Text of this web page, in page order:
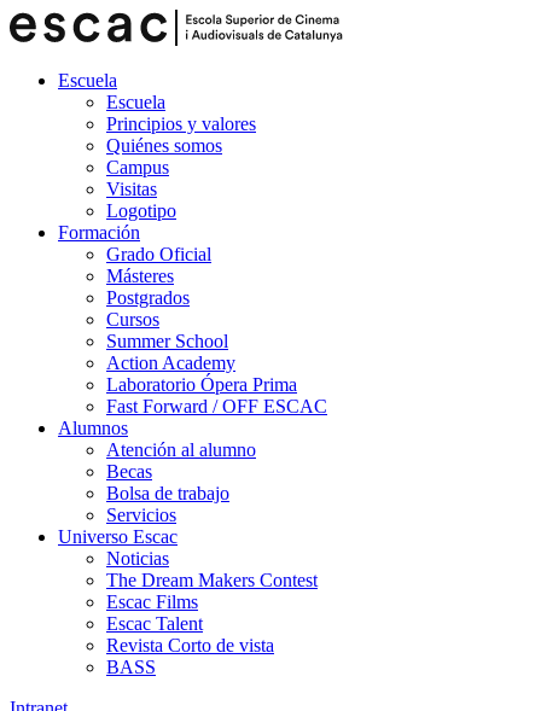
Escuela
Escuela
Principios y valores
Quiénes somos
Campus
Visitas
Logotipo
Formación
Grado Oficial
Másteres
Postgrados
Cursos
Summer School
Action Academy
Laboratorio Ópera Prima
Fast Forward / OFF ESCAC
Alumnos
Atención al alumno
Becas
Bolsa de trabajo
Servicios
Universo Escac
Noticias
The Dream Makers Contest
Escac Films
Escac Talent
Revista Corto de vista
BASS